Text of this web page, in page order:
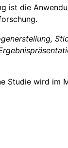
ist die
Studie wird im